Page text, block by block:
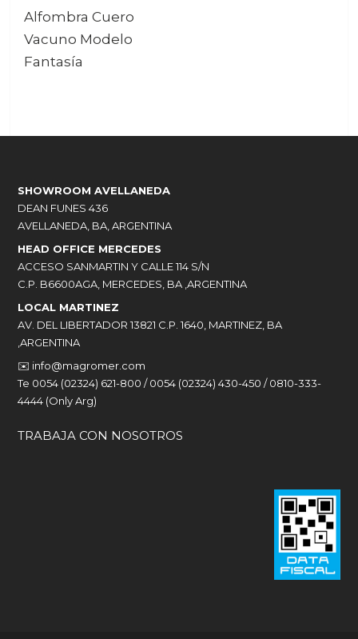
Alfombra Cuero
Vacuno Modelo
Fantasía
SHOWROOM AVELLANEDA
DEAN FUNES 436
AVELLANEDA, BA, ARGENTINA
HEAD OFFICE MERCEDES
ACCESO SANMARTIN Y CALLE 114 S/N
C.P. B6600AGA, MERCEDES, BA ,ARGENTINA
LOCAL MARTINEZ
AV. DEL LIBERTADOR 13821 C.P. 1640, MARTINEZ, BA
,ARGENTINA
✉️ info@magromer.com
Te 0054 (02324) 621-800 / 0054 (02324) 430-450 / 0810-333-
4444 (Only Arg)
TRABAJA CON NOSOTROS